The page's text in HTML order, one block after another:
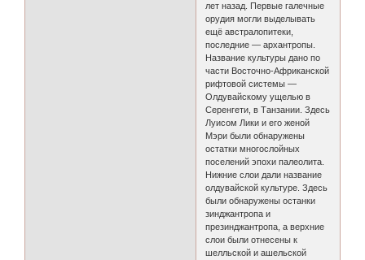
лет назад. Первые галечные
орудия могли выделывать
ещё австралопитеки,
последние — архантропы.
Название культуры дано по
части Восточно-Африканской
рифтовой системы —
Олдувайскому ущелью в
Серенгети, в Танзании. Здесь
Луисом Лики и его женой
Мэри были обнаружены
остатки многослойных
поселений эпохи палеолита.
Нижние слои дали название
олдувайской культуре. Здесь
были обнаружены останки
зинджантропа и
презинджантропа, а верхние
слои были отнесены к
шелльской и ашельской